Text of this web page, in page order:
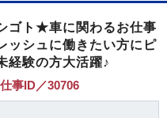
ゴト★車に関わるお仕事
ッシュに働きたい方にピ
経験の方大活躍♪
事ID／30706